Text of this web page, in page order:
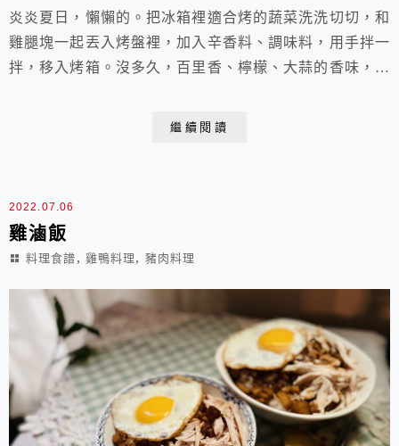
炎炎夏日，懶懶的。把冰箱裡適合烤的蔬菜洗洗切切，和
雞腿塊一起丟入烤盤裡，加入辛香料、調味料，用手拌一
拌，移入烤箱。沒多久，百里香、檸檬、大蒜的香味，就
繼續閱讀
2022.07.06
雞滷飯
料理食譜 , 雞鴨料理 , 豬肉料理